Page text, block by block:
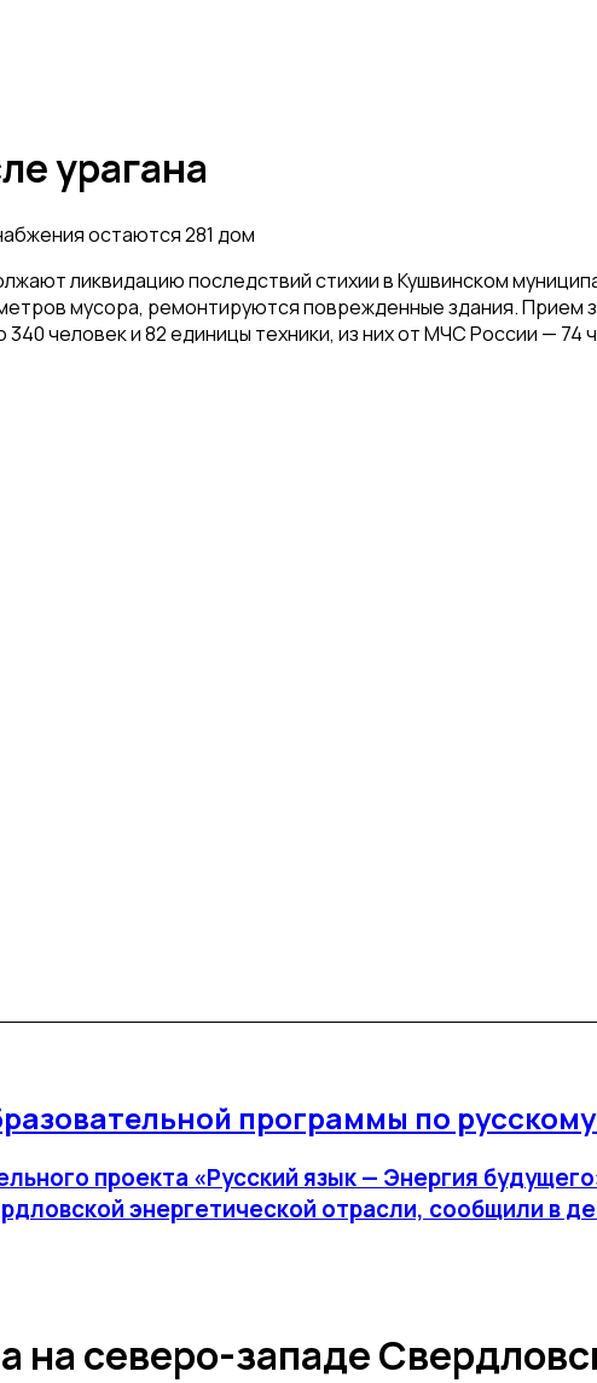
урагана
остаются 281 дом
ликвидацию последствий стихии в Кушвинском
мусора, ремонтируются поврежденные здания.
и 82 единицы техники, из них от МЧС России — 74
программы по
проекта «Русский язык — Энергия
энергетической отрасли, сообщили в
на северо-западе